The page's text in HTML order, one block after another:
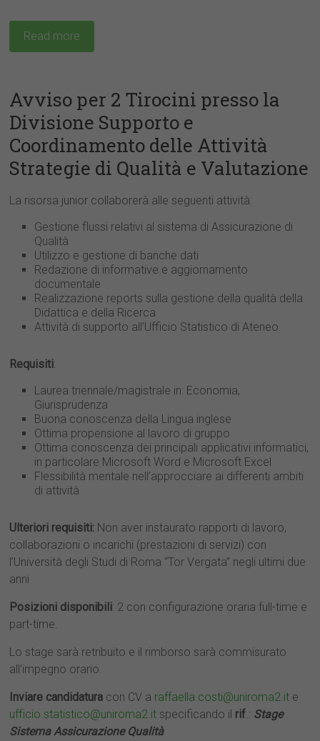
Read more
Avviso per 2 Tirocini presso la
Divisione Supporto e
Coordinamento delle Attività
Strategie di Qualità e Valutazione
La risorsa junior collaborerà alle seguenti attività:
Gestione flussi relativi al sistema di Assicurazione di
Qualità
Utilizzo e gestione di banche dati
Redazione di informative e aggiornamento
documentale
Realizzazione reports sulla gestione della qualità della
Didattica e della Ricerca
Attività di supporto all’Ufficio Statistico di Ateneo.
Requisiti:
Laurea triennale/magistrale in: Economia,
Giurisprudenza
Buona conoscenza della Lingua inglese
Ottima propensione al lavoro di gruppo
Ottima conoscenza dei principali applicativi informatici,
in particolare Microsoft Word e Microsoft Excel
Flessibilità mentale nell’approcciare ai differenti ambiti
di attività
Ulteriori requisiti: Non aver instaurato rapporti di lavoro,
collaborazioni o incarichi (prestazioni di servizi) con
l’Università degli Studi di Roma “Tor Vergata” negli ultimi due
anni
Posizioni disponibili: 2 con configurazione oraria full-time e
part-time.
Lo stage sarà retribuito e il rimborso sarà commisurato
all’impegno orario.
Inviare candidatura con CV a raffaella.costi@uniroma2.it e
ufficio.statistico@uniroma2.it specificando il rif.: Stage
SistemaAssicurazione Qualità